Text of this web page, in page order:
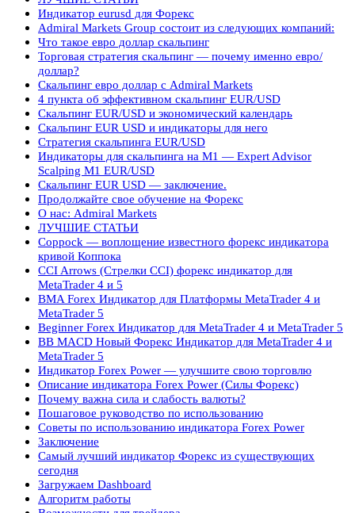
Индикатор eurusd для Форекс
Admiral Markets Group состоит из следующих компаний:
Что такое евро доллар скальпинг
Торговая стратегия скальпинг — почему именно евро/
доллар?
Скальпинг евро доллар с Admiral Markets
4 пункта об эффективном скальпинг EUR/USD
Скальпинг EUR/USD и экономический календарь
Скальпинг EUR USD и индикаторы для него
Стратегия скальпинга EUR/USD
Индикаторы для скальпинга на M1 — Expert Advisor
Scalping M1 EUR/USD
Скальпинг EUR USD — заключение.
Продолжайте свое обучение на Форекс
О нас: Admiral Markets
ЛУЧШИЕ СТАТЬИ
Coppock — воплощение известного форекс индикатора
кривой Коппока
CCI Arrows (Стрелки CCI) форекс индикатор для
MetaTrader 4 и 5
BMA Forex Индикатор для Платформы MetaTrader 4 и
MetaTrader 5
Beginner Forex Индикатор для MetaTrader 4 и MetaTrader 5
BB MACD Новый Форекс Индикатор для MetaTrader 4 и
MetaTrader 5
Индикатор Forex Power — улучшите свою торговлю
Описание индикатора Forex Power (Силы Форекс)
Почему важна сила и слабость валюты?
Пошаговое руководство по использованию
Советы по использованию индикатора Forex Power
Заключение
Самый лучший индикатор Форекс из существующих
сегодня
Загружаем Dashboard
Алгоритм работы